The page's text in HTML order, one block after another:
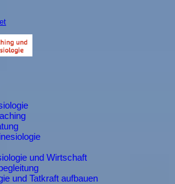
und Wirtschaft
und Tatkraft aufbauen